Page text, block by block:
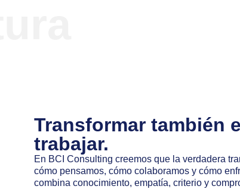
Transformar también
trabajar.
En BCI Consulting creemos que la verdadera
cómo pensamos, cómo colaboramos y cómo
combina conocimiento, empatía, criterio y